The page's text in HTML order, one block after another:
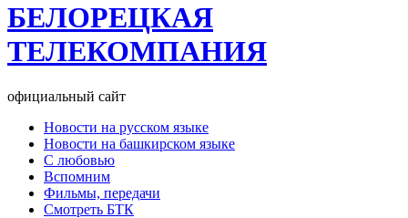
БЕЛОРЕЦКАЯ
ТЕЛЕКОМПАНИЯ
официальный сайт
Новости на русском языке
Новости на башкирском языке
С любовью
Вспомним
Фильмы, передачи
Смотреть БТК